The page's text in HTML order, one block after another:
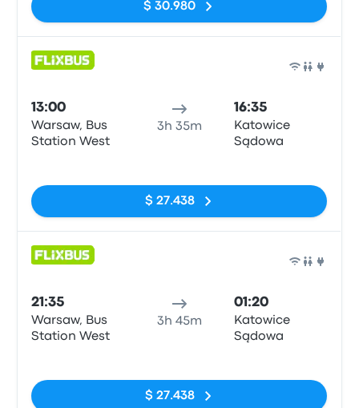
$ 30.980
13:00
Warsaw, Bus
Station West
3h 35m
16:35
Katowice
Sądowa
$ 27.438
21:35
Warsaw, Bus
Station West
3h 45m
01:20
Katowice
Sądowa
$ 27.438